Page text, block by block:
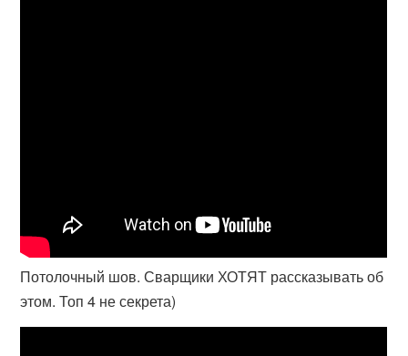
Потолочный шов. Сварщики ХОТЯТ рассказывать об
этом. Топ 4 не секрета)